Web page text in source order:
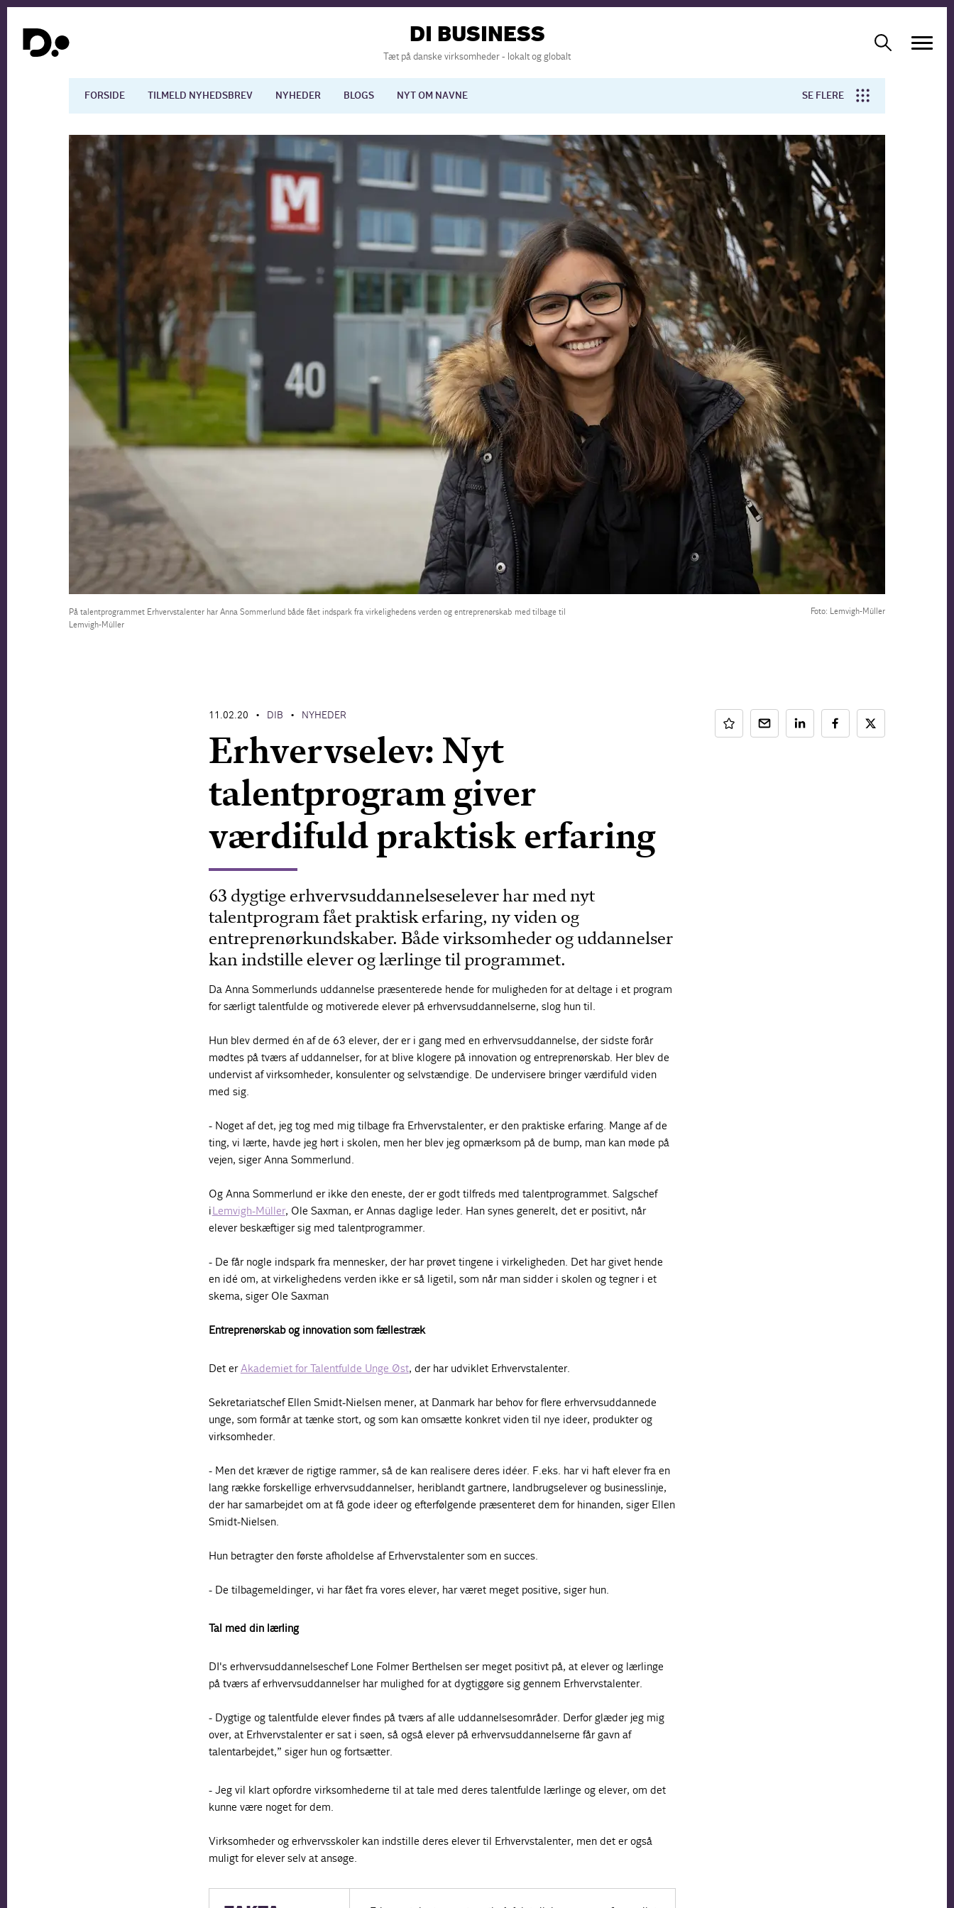
DI BUSINESS
Tæt på danske virksomheder - lokalt og globalt
FORSIDE TILMELD NYHEDSBREV NYHEDER BLOGS NYT OM NAVNE SE FLERE
Dansk økonomi Digitalisering International økonomi Arbejdsmiljø
Arbejdsmarkedet Uddannelse Europapolitik Forskning
På talentprogrammet Erhvervstalenter har Anna Sommerlund både fået indspark fra virkelighedens verden og entreprenørskab med tilbage til
Lemvigh-Müller
Foto: Lemvigh-Müller
11.02.20 • DIB • NYHEDER
Erhvervselev: Nyt
talentprogram giver
værdifuld praktisk erfaring
63 dygtige erhvervsuddannelseselever har med nyt
talentprogram fået praktisk erfaring, ny viden og
entreprenørkundskaber. Både virksomheder og uddannelser
kan indstille elever og lærlinge til programmet.
Da Anna Sommerlunds uddannelse præsenterede hende for muligheden for at deltage i et program
for særligt talentfulde og motiverede elever på erhvervsuddannelserne, slog hun til.
Hun blev dermed én af de 63 elever, der er i gang med en erhvervsuddannelse, der sidste forår
mødtes på tværs af uddannelser, for at blive klogere på innovation og entreprenørskab. Her blev de
undervist af virksomheder, konsulenter og selvstændige. De undervisere bringer værdifuld viden
med sig.
- Noget af det, jeg tog med mig tilbage fra Erhvervstalenter, er den praktiske erfaring. Mange af de
ting, vi lærte, havde jeg hørt i skolen, men her blev jeg opmærksom på de bump, man kan møde på
vejen, siger Anna Sommerlund.
Og Anna Sommerlund er ikke den eneste, der er godt tilfreds med talentprogrammet. Salgschef
iLemvigh-Müller, Ole Saxman, er Annas daglige leder. Han synes generelt, det er positivt, når
elever beskæftiger sig med talentprogrammer.
- De får nogle indspark fra mennesker, der har prøvet tingene i virkeligheden. Det har givet hende
en idé om, at virkelighedens verden ikke er så ligetil, som når man sidder i skolen og tegner i et
skema, siger Ole Saxman
Entreprenørskab og innovation som fællestræk
Det erAkademiet for Talentfulde Unge Øst, der har udviklet Erhvervstalenter.
Sekretariatschef Ellen Smidt-Nielsen mener, at Danmark har behov for flere erhvervsuddannede
unge, som formår at tænke stort, og som kan omsætte konkret viden til nye ideer, produkter og
virksomheder.
- Men det kræver de rigtige rammer, så de kan realisere deres idéer. F.eks. har vi haft elever fra en
lang række forskellige erhvervsuddannelser, heriblandt gartnere, landbrugselever og businesslinje,
der har samarbejdet om at få gode ideer og efterfølgende præsenteret dem for hinanden, siger Ellen
Smidt-Nielsen.
Hun betragter den første afholdelse af Erhvervstalenter som en succes.
- De tilbagemeldinger, vi har fået fra vores elever, har været meget positive, siger hun.
Tal med din lærling
DI's erhvervsuddannelseschef Lone Folmer Berthelsen ser meget positivt på, at elever og lærlinge
på tværs af erhvervsuddannelser har mulighed for at dygtiggøre sig gennem Erhvervstalenter.
- Dygtige og talentfulde elever findes på tværs af alle uddannelsesområder. Derfor glæder jeg mig
over, at Erhvervstalenter er sat i søen, så også elever på erhvervsuddannelserne får gavn af
talentarbejdet,” siger hun og fortsætter.
- Jeg vil klart opfordre virksomhederne til at tale med deres talentfulde lærlinge og elever, om det
kunne være noget for dem.
Virksomheder og erhvervsskoler kan indstille deres elever til Erhvervstalenter, men det er også
muligt for elever selv at ansøge.